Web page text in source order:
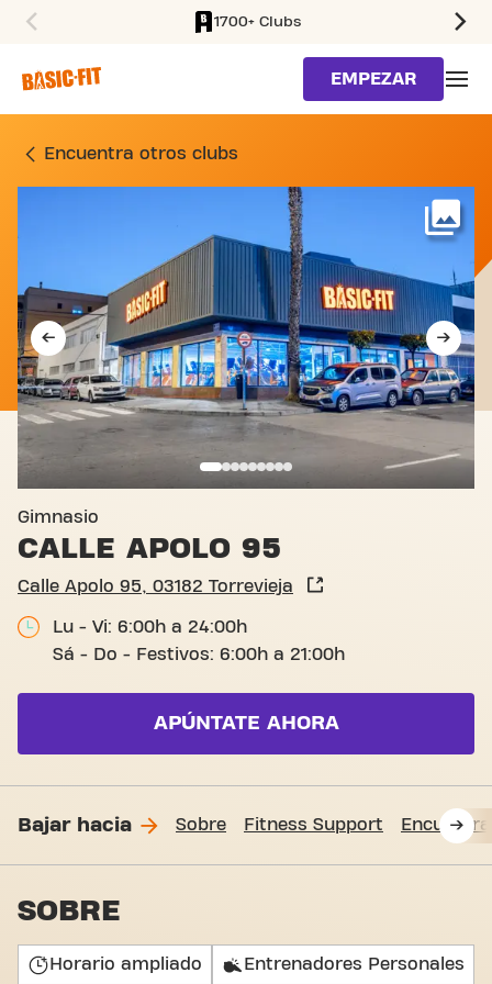
1700+ Clubs
EMPEZAR
GIMNASIO CALLE APOLO
Encuentra otros clubs
Gimnasio
CALLE APOLO 95
Calle Apolo 95, 03182 Torrevieja
Lu - Vi: 6:00h a 24:00h
Sá - Do - Festivos: 6:00h a 21:00h
APÚNTATE AHORA
Bajar hacia Sobre Fitness Support
SOBRE
Horario ampliado Entrenadores Personales